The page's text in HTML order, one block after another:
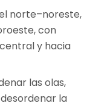
norte–noreste,
con
y hacia
las olas,
la